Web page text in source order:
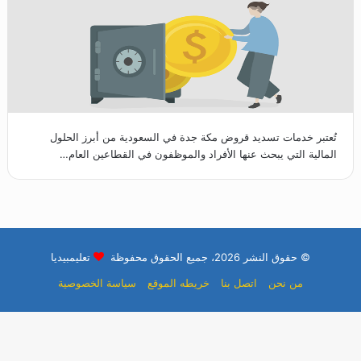
تُعتبر خدمات تسديد قروض مكة جدة في السعودية من أبرز الحلول
المالية التي يبحث عنها الأفراد والموظفون في القطاعين العام…
© حقوق النشر 2026، جميع الحقوق محفوظة
تعليمبيديا
من نحن
اتصل بنا خريطه الموقع سياسة الخصوصية